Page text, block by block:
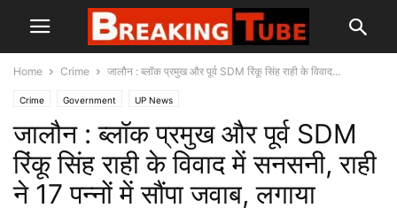
Home Crime जालौन : ब्लॉक प्रमुख और पूर्व SDM रिंकू सिंह राही के विवाद...
Crime Government UP News
जालौन : ब्लॉक प्रमुख और पूर्व SDM
रिंकू सिंह राही के विवाद में सनसनी, राही
ने 17 पन्नों में सौंपा जवाब, लगाया